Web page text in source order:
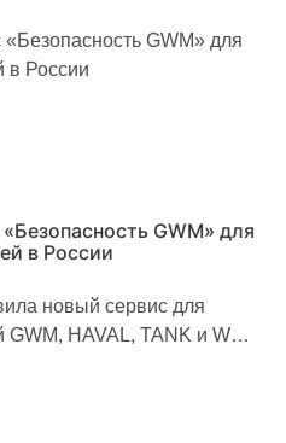
GWM» для
в России
новый сервис для
HAVAL, TANK и WEY
реагировать на
поддержку при